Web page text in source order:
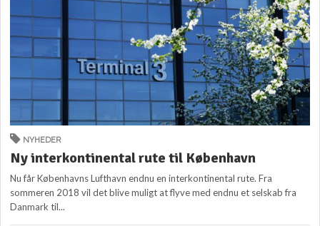
NYHEDER
Ny interkontinental rute til København
Nu får Københavns Lufthavn endnu en interkontinental rute. Fra
sommeren 2018 vil det blive muligt at flyve med endnu et selskab fra
Danmark til...